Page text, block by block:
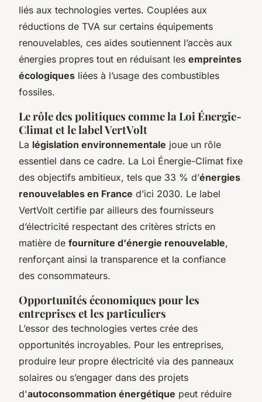
liés aux technologies vertes. Couplées aux
réductions de TVA sur certains équipements
renouvelables, ces aides soutiennent l’accès aux
énergies propres tout en réduisant les empreintes
écologiques liées à l’usage des combustibles
fossiles.
Le rôle des politiques comme la Loi Énergie-
Climat et le label VertVolt
La législation environnementale joue un rôle
essentiel dans ce cadre. La Loi Énergie-Climat fixe
des objectifs ambitieux, tels que 33 % d’énergies
renouvelables en France d’ici 2030. Le label
VertVolt certifie par ailleurs des fournisseurs
d’électricité respectant des critères stricts en
matière de fourniture d'énergie renouvelable,
renforçant ainsi la transparence et la confiance
des consommateurs.
Opportunités économiques pour les
entreprises et les particuliers
L’essor des technologies vertes crée des
opportunités incroyables. Pour les entreprises,
produire leur propre électricité via des panneaux
solaires ou s’engager dans des projets
d'autoconsommation énergétique peut réduire